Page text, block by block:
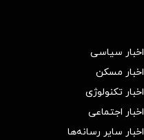
اخبار سیاسی
اخبار مسکن
اخبار تکنولوژی
اخبار اجتماعی
اخبار سایر رسانه‌‌ها